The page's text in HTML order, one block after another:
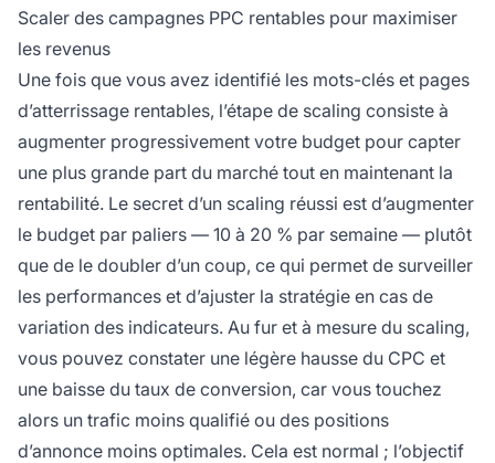
Scaler des campagnes PPC rentables pour maximiser
les revenus
Une fois que vous avez identifié les mots-clés et pages
d’atterrissage rentables, l’étape de scaling consiste à
augmenter progressivement votre budget pour capter
une plus grande part du marché tout en maintenant la
rentabilité. Le secret d’un scaling réussi est d’augmenter
le budget par paliers — 10 à 20 % par semaine — plutôt
que de le doubler d’un coup, ce qui permet de surveiller
les performances et d’ajuster la stratégie en cas de
variation des indicateurs. Au fur et à mesure du scaling,
vous pouvez constater une légère hausse du CPC et
une baisse du taux de conversion, car vous touchez
alors un trafic moins qualifié ou des positions
d’annonce moins optimales. Cela est normal ; l’objectif